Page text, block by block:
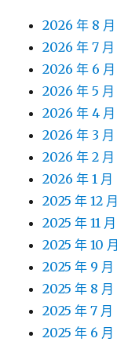
2026 年 8 月
2026 年 7 月
2026 年 6 月
2026 年 5 月
2026 年 4 月
2026 年 3 月
2026 年 2 月
2026 年 1 月
2025 年 12 月
2025 年 11 月
2025 年 10 月
2025 年 9 月
2025 年 8 月
2025 年 7 月
2025 年 6 月